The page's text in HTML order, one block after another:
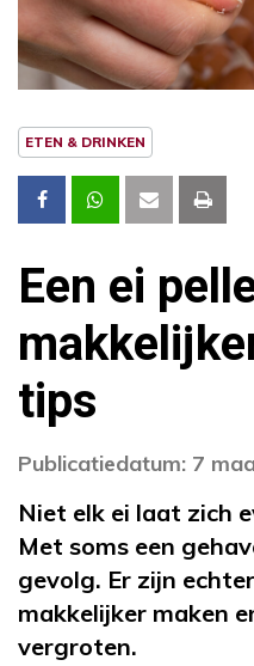
ETEN & DRINKEN
Een ei
tips
Publicatiedatum: 7
Niet elk ei laat zich
Met soms een
gevolg. Er zijn
makkelijker maken
vergroten.